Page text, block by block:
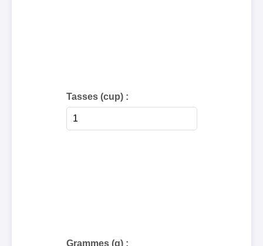
Tasses (cup) :
Grammes (g) :